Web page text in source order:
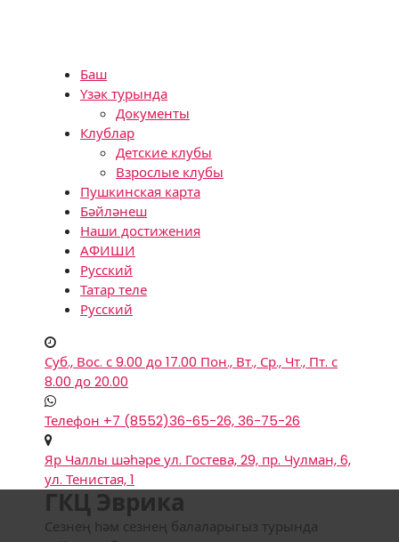
Баш
Үзәк турында
Документы
Клублар
Детские клубы
Взрослые клубы
Пушкинская карта
Бәйләнеш
Наши достижения
АФИШИ
Русский
Татар теле
Русский
Суб., Вос. с 9.00 до 17.00 Пон., Вт., Ср., Чт., Пт. с
8.00 до 20.00
Телефон +7 (8552)36-65-26, 36-75-26
Яр Чаллы шәһәреул. Гостева, 29, пр. Чулман, 6,
ул. Тенистая, 1
ГКЦ Эврика
Сезнең һәм сезнең балаларыгыз турында